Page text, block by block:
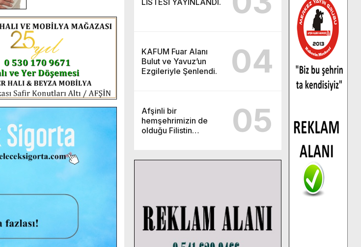
KAFUM Fuar Alanı
Bulut ve Yavuz’un
Ezgileriyle Şenlendi.
04
Afşinli bir
hemşehrimizin de
olduğu Filistin
05